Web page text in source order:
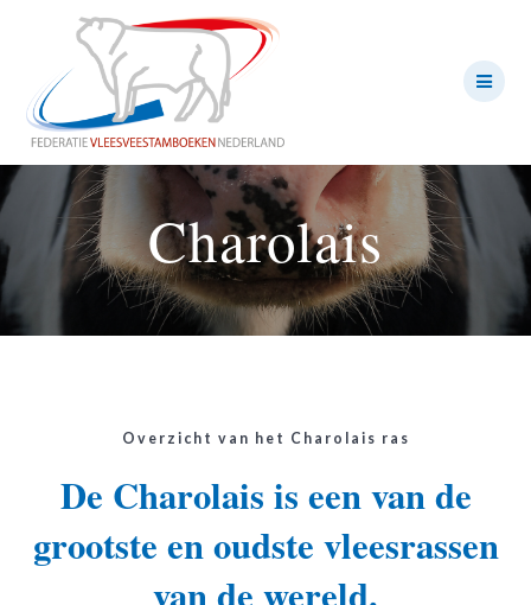
naar
Charolais
Overzicht van het Charolais ras
De Charolais is een van de
grootste en oudste vleesrassen
van de wereld.